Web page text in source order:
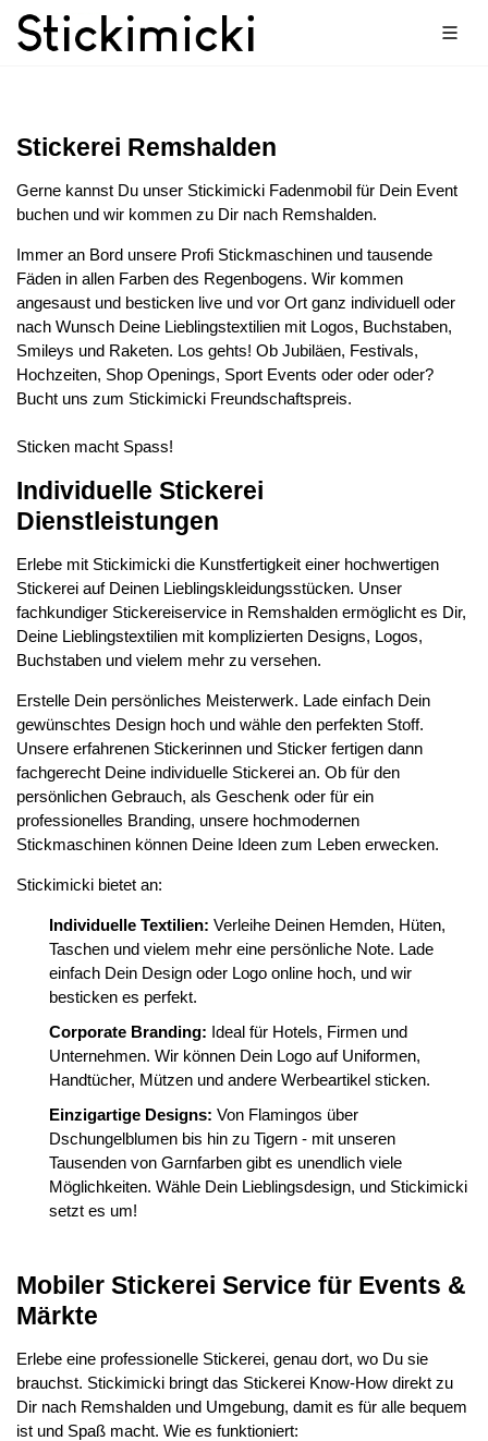
Stickerei Remshalden
Gerne kannst Du unser Stickimicki Fadenmobil für Dein Event
buchen und wir kommen zu Dir nach Remshalden.
Immer an Bord unsere Profi Stickmaschinen und tausende
Fäden in allen Farben des Regenbogens. Wir kommen
angesaust und besticken live und vor Ort ganz individuell oder
nach Wunsch Deine Lieblingstextilien mit Logos, Buchstaben,
Smileys und Raketen. Los gehts! Ob Jubiläen, Festivals,
Hochzeiten, Shop Openings, Sport Events oder oder oder?
Bucht uns zum Stickimicki Freundschaftspreis.
Sticken macht Spass!
Individuelle Stickerei
Dienstleistungen
Erlebe mit Stickimicki die Kunstfertigkeit einer hochwertigen
Stickerei auf Deinen Lieblingskleidungsstücken. Unser
fachkundiger Stickereiservice in Remshalden ermöglicht es Dir,
Deine Lieblingstextilien mit komplizierten Designs, Logos,
Buchstaben und vielem mehr zu versehen.
Erstelle Dein persönliches Meisterwerk. Lade einfach Dein
gewünschtes Design hoch und wähle den perfekten Stoff.
Unsere erfahrenen Stickerinnen und Sticker fertigen dann
fachgerecht Deine individuelle Stickerei an. Ob für den
persönlichen Gebrauch, als Geschenk oder für ein
professionelles Branding, unsere hochmodernen
Stickmaschinen können Deine Ideen zum Leben erwecken.
Stickimicki bietet an:
Individuelle Textilien: Verleihe Deinen Hemden, Hüten,
Taschen und vielem mehr eine persönliche Note. Lade
einfach Dein Design oder Logo online hoch, und wir
besticken es perfekt.
Corporate Branding: Ideal für Hotels, Firmen und
Unternehmen. Wir können Dein Logo auf Uniformen,
Handtücher, Mützen und andere Werbeartikel sticken.
Einzigartige Designs: Von Flamingos über
Dschungelblumen bis hin zu Tigern - mit unseren
Tausenden von Garnfarben gibt es unendlich viele
Möglichkeiten. Wähle Dein Lieblingsdesign, und Stickimicki
setzt es um!
Mobiler Stickerei Service für Events &
Märkte
Erlebe eine professionelle Stickerei, genau dort, wo Du sie
brauchst. Stickimicki bringt das Stickerei Know-How direkt zu
Dir nach Remshalden und Umgebung, damit es für alle bequem
ist und Spaß macht. Wie es funktioniert: